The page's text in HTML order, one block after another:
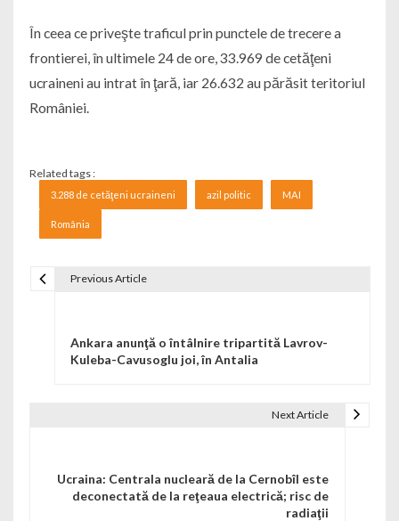
În ceea ce priveşte traficul prin punctele de trecere a
frontierei, în ultimele 24 de ore, 33.969 de cetăţeni
ucraineni au intrat în ţară, iar 26.632 au părăsit teritoriul
României.
Related tags :
3.288 de cetăţeni ucraineni azil politic MAI
România
Previous Article
Ankara anunţă o întâlnire tripartită Lavrov-
Kuleba-Cavusoglu joi, în Antalia
Next Article
Ucraina: Centrala nucleară de la Cernobîl este
deconectată de la reţeaua electrică; risc de
radiaţii